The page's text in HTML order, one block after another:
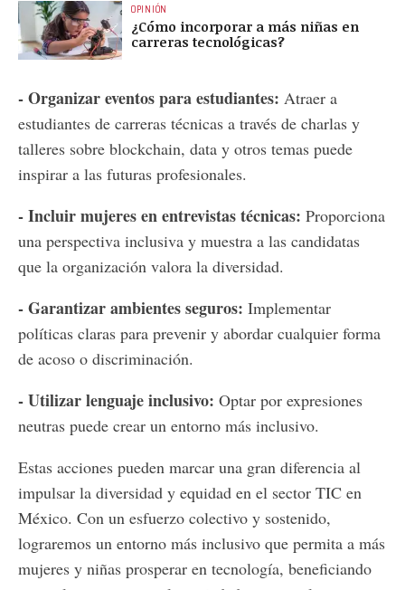
OPINIÓN
¿Cómo incorporar a más niñas en
carreras tecnológicas?
- Organizar eventos para estudiantes: Atraer a
estudiantes de carreras técnicas a través de charlas y
talleres sobre blockchain, data y otros temas puede
inspirar a las futuras profesionales.
- Incluir mujeres en entrevistas técnicas: Proporciona
una perspectiva inclusiva y muestra a las candidatas
que la organización valora la diversidad.
- Garantizar ambientes seguros: Implementar
políticas claras para prevenir y abordar cualquier forma
de acoso o discriminación.
- Utilizar lenguaje inclusivo: Optar por expresiones
neutras puede crear un entorno más inclusivo.
Estas acciones pueden marcar una gran diferencia al
impulsar la diversidad y equidad en el sector TIC en
México. Con un esfuerzo colectivo y sostenido,
lograremos un entorno más inclusivo que permita a más
mujeres y niñas prosperar en tecnología, beneficiando